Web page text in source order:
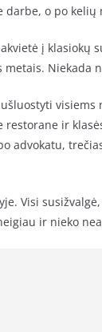
o po kelių
į klasiokų
visiems
ir
advokatu,
Visi
ir nieko